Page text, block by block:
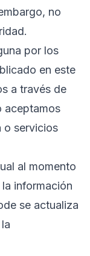
no
por los
en este
a través de
aceptamos
o servicios
al momento
información
se actualiza